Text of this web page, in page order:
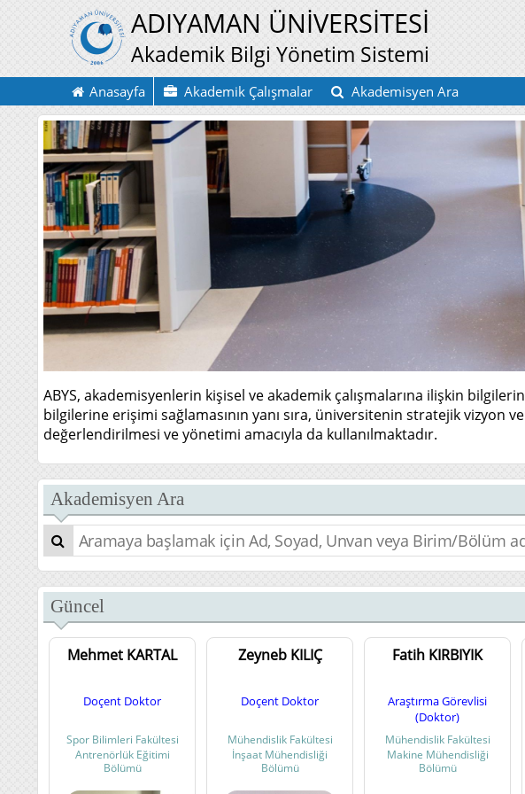
ADIYAMAN ÜNİVERSİTESİ
Akademik Bilgi Yönetim Sistemi
Anasayfa Akademik Çalışmalar Akademisyen Ara
ABYS, akademisyenlerin kişisel ve akademik çalışmalarına ilişkin
bilgilerine erişimi sağlamasının yanı sıra, üniversitenin stratejik vizyon
değerlendirilmesi ve yönetimi amacıyla da kullanılmaktadır.
Akademisyen Ara
Güncel
Mehmet KARTAL
Doçent Doktor
Spor Bilimleri Fakültesi
Antrenörlük Eğitimi
Bölümü
Zeyneb KILIÇ
Doçent Doktor
Mühendislik Fakültesi
İnşaat Mühendisliği
Bölümü
Fatih KIRBIYIK
Araştırma Görevlisi
(Doktor)
Mühendislik Fakültesi
Makine Mühendisliği
Bölümü